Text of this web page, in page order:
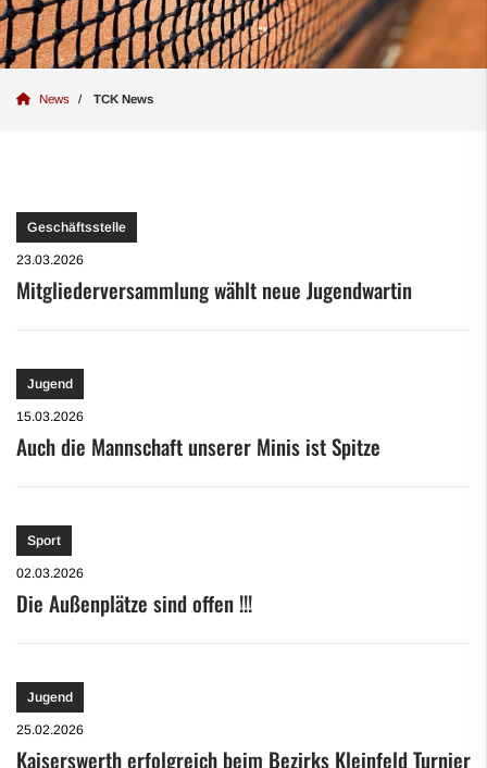
News TCK News
Geschäftsstelle
23.03.2026
Mitgliederversammlung wählt neue Jugendwartin
Jugend
15.03.2026
Auch die Mannschaft unserer Minis ist Spitze
Sport
02.03.2026
Die Außenplätze sind offen !!!
Jugend
25.02.2026
Kaiserswerth erfolgreich beim Bezirks Kleinfeld Turnier